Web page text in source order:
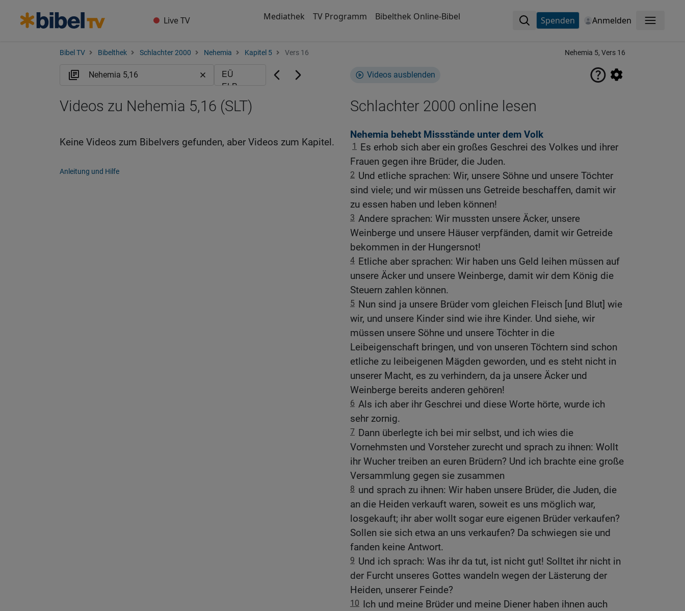
Live TV Mediathek TV Programm Bibelthek Online-Bibel Spenden Anmelden Menü
Bibel TV Bibelthek Schlachter 2000 Nehemia Kapitel 5 Vers 16 Nehemia 5, Vers 16
Videos ausblenden
Schlachter 2000 online lesen
Nehemia behebt Missstände unter dem Volk
1
Es erhob sich aber ein großes Geschrei des Volkes und ihrer
Frauen gegen ihre Brüder, die Juden.
2 Und etliche sprachen: Wir, unsere Söhne und unsere Töchter
sind viele; und wir müssen uns Getreide beschaffen, damit wir
zu essen haben und leben können!
3 Andere sprachen: Wir mussten unsere Äcker, unsere
Weinberge und unsere Häuser verpfänden, damit wir Getreide
bekommen in der Hungersnot!
4 Etliche aber sprachen: Wir haben uns Geld leihen müssen auf
unsere Äcker und unsere Weinberge, damit wir dem König die
Steuern zahlen können.
5 Nun sind ja unsere Brüder vom gleichen Fleisch [und Blut] wie
wir, und unsere Kinder sind wie ihre Kinder. Und siehe, wir
müssen unsere Söhne und unsere Töchter in die
Leibeigenschaft bringen, und von unseren Töchtern sind schon
etliche zu leibeigenen Mägden geworden, und es steht nicht in
unserer Macht, es zu verhindern, da ja unsere Äcker und
Weinberge bereits anderen gehören!
6 Als ich aber ihr Geschrei und diese Worte hörte, wurde ich
sehr zornig.
7 Dann überlegte ich bei mir selbst, und ich wies die
Vornehmsten und Vorsteher zurecht und sprach zu ihnen: Wollt
ihr Wucher treiben an euren Brüdern? Und ich brachte eine große
Versammlung gegen sie zusammen
8 und sprach zu ihnen: Wir haben unsere Brüder, die Juden, die
an die Heiden verkauft waren, soweit es uns möglich war,
losgekauft; ihr aber wollt sogar eure eigenen Brüder verkaufen?
Sollen sie sich etwa an uns verkaufen? Da schwiegen sie und
fanden keine Antwort.
9 Und ich sprach: Was ihr da tut, ist nicht gut! Solltet ihr nicht in
der Furcht unseres Gottes wandeln wegen der Lästerung der
Heiden, unserer Feinde?
10 Ich und meine Brüder und meine Diener haben ihnen auch
Videos zu Nehemia 5,16 (SLT)
Keine Videos zum Bibelvers gefunden, aber Videos zum Kapitel.
Anleitung und Hilfe